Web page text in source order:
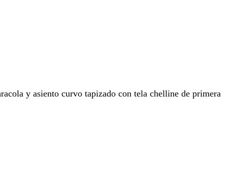
y asiento curvo tapizado con tela chelline de primera